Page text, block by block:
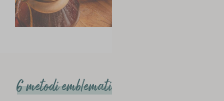
6 metodi emblematici dello Slow Coffee